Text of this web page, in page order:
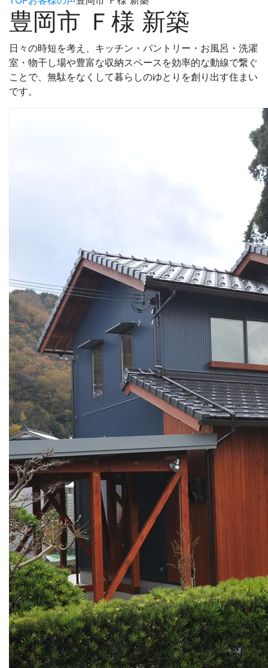
豊岡市 Ｆ様 新築
日々の時短を考え、キッチン・パントリー・お風呂・洗濯
室・物干し場や豊富な収納スペースを効率的な動線で繋ぐ
ことで、無駄をなくして暮らしのゆとりを創り出す住まい
です。